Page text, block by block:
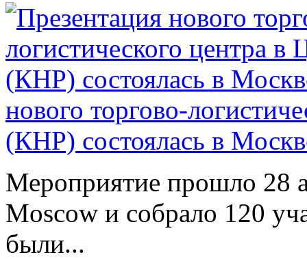
нового торгово-
(КНР) состоялась в
Мероприятие прошло 28
Moscow и собрало 120
были...